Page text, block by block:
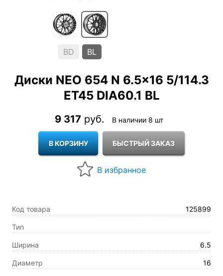
BD BL
Диски NEO 654 N 6.5×16 5/114.3
ET45 DIA60.1 BL
9 317 руб. В наличии 8 шт
Код товара 125899
Тип
Ширина 6.5
Диаметр 16